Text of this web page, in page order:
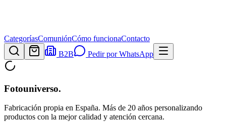
CategoríasComuniónCómo funcionaContacto
B2B
Pedir por WhatsApp
Fotouniverso.
Fabricación propia en España. Más de 20 años personalizando
productos con la mejor calidad y atención cercana.